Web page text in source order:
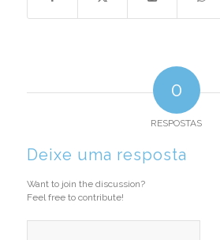
0
RESPOSTAS
Deixe uma resposta
Want to join the discussion?
Feel free to contribute!